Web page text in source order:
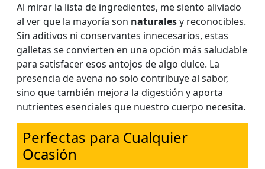
Al mirar la lista de ingredientes, me siento aliviado
al ver que la mayoría son naturalesy reconocibles.
Sin aditivos ni conservantes innecesarios, estas
galletas se convierten en una opción más saludable
para satisfacer esos antojos de algo dulce. La
presencia de avena no solo contribuye al sabor,
sino que también mejora la digestión y aporta
nutrientes esenciales que nuestro cuerpo necesita.
Perfectas para Cualquier
Ocasión